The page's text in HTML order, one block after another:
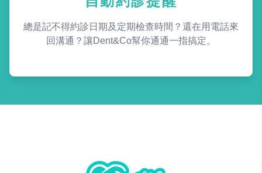
總是記不得約診日期及定期檢查時間？還在用電話來
回溝通？讓Dent&Co幫你通通一指搞定。